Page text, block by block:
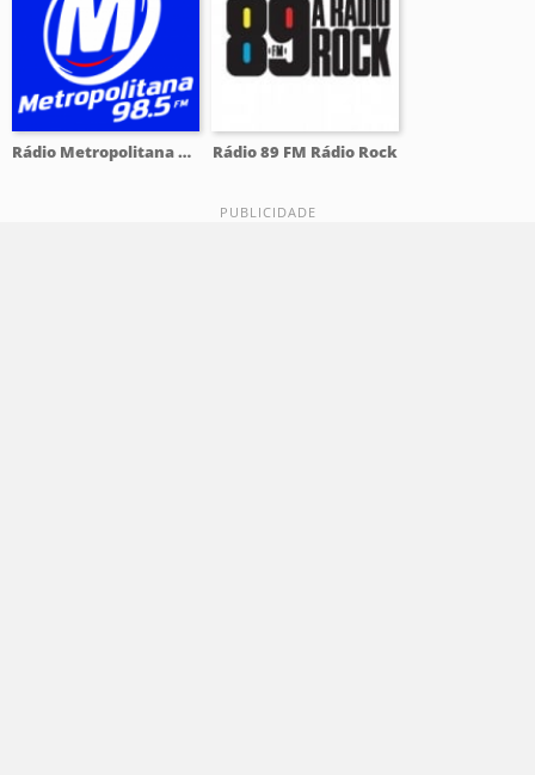
Rádio Metropolitana 98.5 FM Rádio 89 FM Rádio Rock